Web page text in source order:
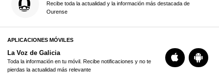
Recibe toda la actualidad y la información más destacada de
Ourense
APLICACIONES MÓVILES
La Voz de Galicia
Toda la información en tu móvil. Recibe notificaciones y no te
pierdas la actualidad más relevante